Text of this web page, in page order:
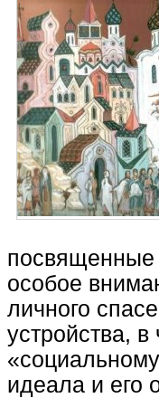
посвященные
особое
личного
устройства,
идеала и его